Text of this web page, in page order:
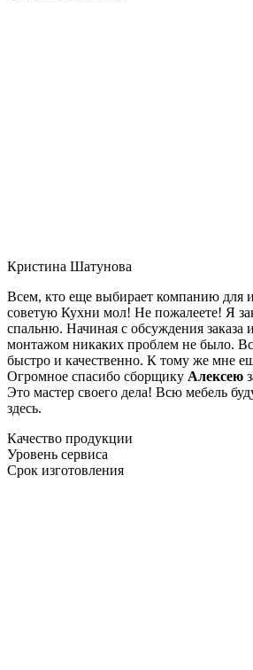
Кристина Шатунова
Всем, кто еще выбирает компанию для
советую Кухни мол! Не пожалеете! Я
спальню. Начиная с обсуждения заказа
монтажом никаких проблем не было.
быстро и качественно. К тому же мне
Огромное спасибо сборщику Алексею
Это мастер своего дела! Всю мебель
здесь.
Качество продукции
Уровень сервиса
Срок изготовления